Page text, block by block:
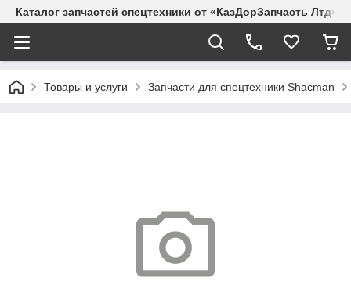
Каталог запчастей спецтехники от «КазДорЗапчасть Лтд»
Товары и услуги Запчасти для спецтехники Shacman